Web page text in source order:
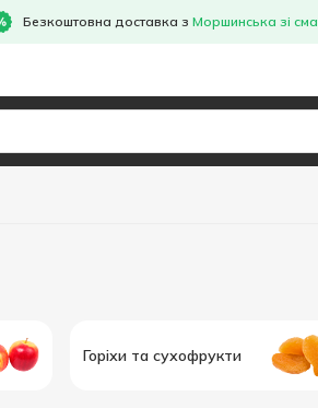
Безкоштовна доставка з Моршинська зі
Горіхи та сухофрукти